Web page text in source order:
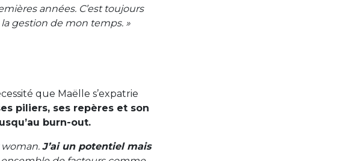
années. C’est toujours
gestion de mon temps. »
que Maëlle s’expatrie
piliers, ses repères et son
burn-out.
J’ai un potentiel mais